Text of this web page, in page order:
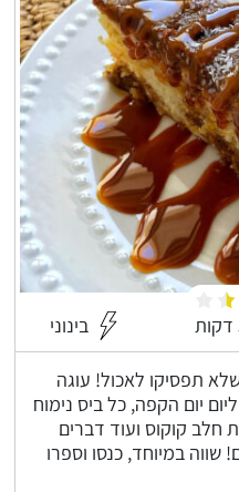
בינוני
תפסיקו לאכול! עוגה
יום הקפה, כל ביס נימוח
קוקוס ועוד דברים
במיוחד, כנסו וספרו